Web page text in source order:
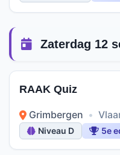
Zaterdag 12
RAAK Quiz
Grimbergen •
Niveau D 5e